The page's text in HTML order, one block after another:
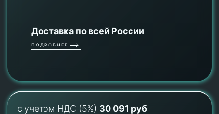
Доставка по всей России
ПОДРОБНЕЕ
с учетом НДС (5%) 30 091 руб